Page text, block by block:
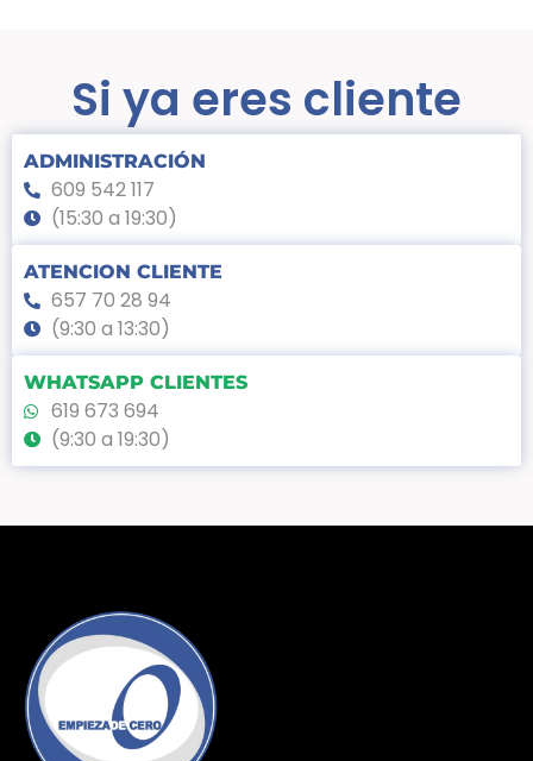
Si ya eres cliente
ADMINISTRACIÓN
609 542 117
(15:30 a 19:30)
ATENCION CLIENTE
657 70 28 94
(9:30 a 13:30)
WHATSAPP CLIENTES
619 673 694
(9:30 a 19:30)